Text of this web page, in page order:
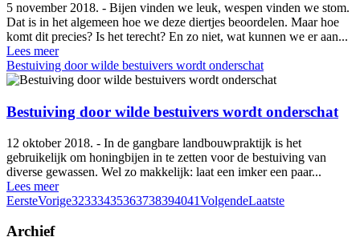
5 november 2018. - Bijen vinden we leuk, wespen vinden we stom.
Dat is in het algemeen hoe we deze diertjes beoordelen. Maar hoe
komt dit precies? Is het terecht? En zo niet, wat kunnen we er aan...
Lees meer
Bestuiving door wilde bestuivers wordt onderschat
Bestuiving door wilde bestuivers wordt onderschat
12 oktober 2018. - In de gangbare landbouwpraktijk is het
gebruikelijk om honingbijen in te zetten voor de bestuiving van
diverse gewassen. Wel zo makkelijk: laat een imker een paar...
Lees meer
EersteVorige32333435363738394041VolgendeLaatste
Archief